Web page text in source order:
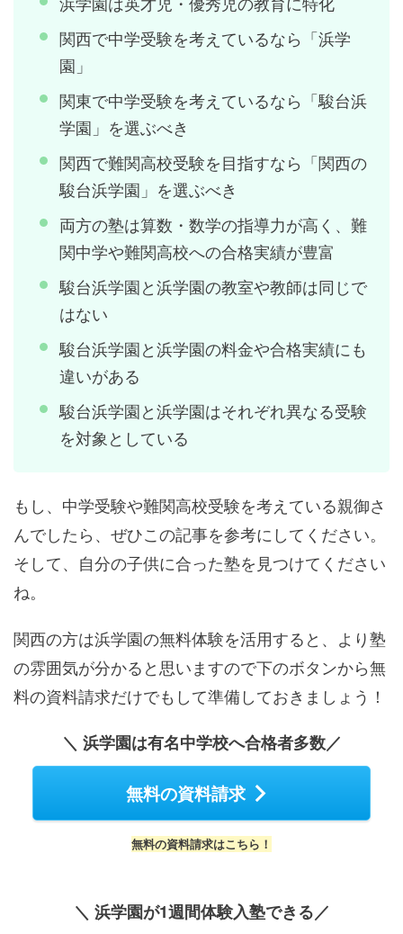
関西で中学受験を考えているなら「浜学
園」
関東で中学受験を考えているなら「駿台浜
学園」を選ぶべき
関西で難関高校受験を目指すなら「関西の
駿台浜学園」を選ぶべき
両方の塾は算数・数学の指導力が高く、難
関中学や難関高校への合格実績が豊富
駿台浜学園と浜学園の教室や教師は同じで
はない
駿台浜学園と浜学園の料金や合格実績にも
違いがある
駿台浜学園と浜学園はそれぞれ異なる受験
を対象としている
もし、中学受験や難関高校受験を考えている親御さ
んでしたら、ぜひこの記事を参考にしてください。
そして、自分の子供に合った塾を見つけてください
ね。
関西の方は浜学園の無料体験を活用すると、より塾
の雰囲気が分かると思いますので下のボタンから無
料の資料請求だけでもして準備しておきましょう！
＼ 浜学園は有名中学校へ合格者多数／
無料の資料請求
無料の資料請求はこちら！
＼ 浜学園が1週間体験入塾できる／